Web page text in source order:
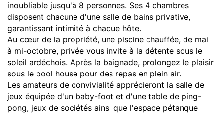
inoubliable jusqu'à 8 personnes. Ses 4 chambres
disposent chacune d'une salle de bains privative,
garantissant intimité à chaque hôte.
Au cœur de la propriété, une piscine chauffée, de mai
à mi-octobre, privée vous invite à la détente sous le
soleil ardéchois. Après la baignade, prolongez le plaisir
sous le pool house pour des repas en plein air.
Les amateurs de convivialité apprécieront la salle de
jeux équipée d'un baby-foot et d'une table de ping-
pong, jeux de sociétés ainsi que l'espace pétanque